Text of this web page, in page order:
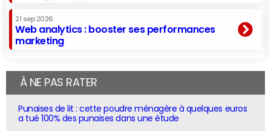
21 sep 2026
Web analytics : booster ses performances
marketing
À NE PAS RATER
Punaises de lit : cette poudre ménagère à quelques euros
a tué 100% des punaises dans une étude